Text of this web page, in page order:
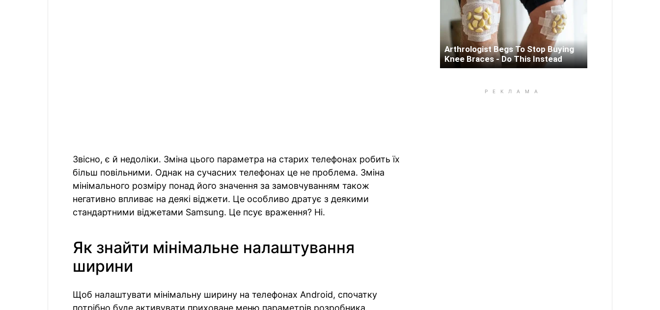
Звісно, є й недоліки. Зміна цього параметра на старих телефонах робить їх
більш повільними. Однак на сучасних телефонах це не проблема. Зміна
мінімального розміру понад його значення за замовчуванням також
негативно впливає на деякі віджети. Це особливо дратує з деякими
стандартними віджетами Samsung. Це псує враження? Ні.
Як знайти мінімальне налаштування
ширини
Щоб налаштувати мінімальну ширину на телефонах Android, спочатку
потрібно буде активувати приховане меню параметрів розробника.
Arthrologist Begs To Stop Buying
Knee Braces - Do This Instead